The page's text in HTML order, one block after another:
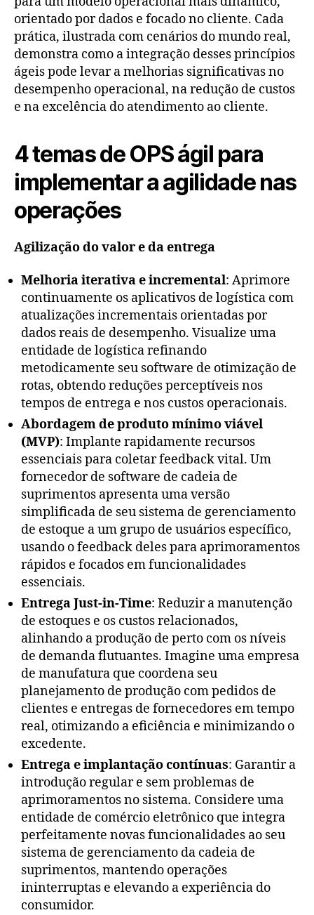
orientado por dados e focado no cliente. Cada
prática, ilustrada com cenários do mundo real,
demonstra como a integração desses princípios
ágeis pode levar a melhorias significativas no
desempenho operacional, na redução de custos
e na excelência do atendimento ao cliente.
4 temas de OPS ágil para
implementar a agilidade nas
operações
Agilização do valor e da entrega
Melhoria iterativa e incremental: Aprimore
continuamente os aplicativos de logística com
atualizações incrementais orientadas por
dados reais de desempenho. Visualize uma
entidade de logística refinando
metodicamente seu software de otimização de
rotas, obtendo reduções perceptíveis nos
tempos de entrega e nos custos operacionais.
Abordagem de produto mínimo viável
(MVP): Implante rapidamente recursos
essenciais para coletar feedback vital. Um
fornecedor de software de cadeia de
suprimentos apresenta uma versão
simplificada de seu sistema de gerenciamento
de estoque a um grupo de usuários específico,
usando o feedback deles para aprimoramentos
rápidos e focados em funcionalidades
essenciais.
Entrega Just-in-Time: Reduzir a manutenção
de estoques e os custos relacionados,
alinhando a produção de perto com os níveis
de demanda flutuantes. Imagine uma empresa
de manufatura que coordena seu
planejamento de produção com pedidos de
clientes e entregas de fornecedores em tempo
real, otimizando a eficiência e minimizando o
excedente.
Entrega e implantação contínuas: Garantir a
introdução regular e sem problemas de
aprimoramentos no sistema. Considere uma
entidade de comércio eletrônico que integra
perfeitamente novas funcionalidades ao seu
sistema de gerenciamento da cadeia de
suprimentos, mantendo operações
ininterruptas e elevando a experiência do
consumidor.